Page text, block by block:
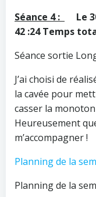
Séance 4 :
Le
42 :24 Temps
Séance sortie
J’ai choisi de
la cavée pour
casser la
Heureusement
m’accompagner !
Planning de la
Planning de la